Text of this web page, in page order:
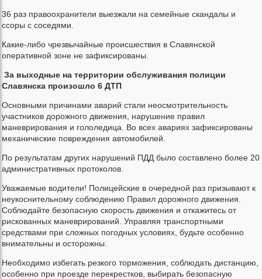
36 раз правоохранители выезжали на семейные скандалы и
ссоры с соседями.
Какие-либо чрезвычайные происшествия в Славянской
оперативной зоне не зафиксированы.
За выходные на территории обслуживания полиции
Славянска произошло 6 ДТП
Основными причинами аварий стали неосмотрительность
участников дорожного движения, нарушение правил
маневрирования и гололедица. Во всех авариях зафиксированы
механические повреждения автомобилей.
По результатам других нарушений ПДД было составлено более 20
административных протоколов.
Уважаемые водители! Полицейские в очередной раз призывают к
неукоснительному соблюдению Правил дорожного движения.
Соблюдайте безопасную скорость движения и откажитесь от
рискованных маневрирований. Управляя транспортными
средствами при сложных погодных условиях, будьте особенно
внимательны и осторожны.
Необходимо избегать резкого торможения, соблюдать дистанцию,
особенно при проезде перекрестков, выбирать безопасную